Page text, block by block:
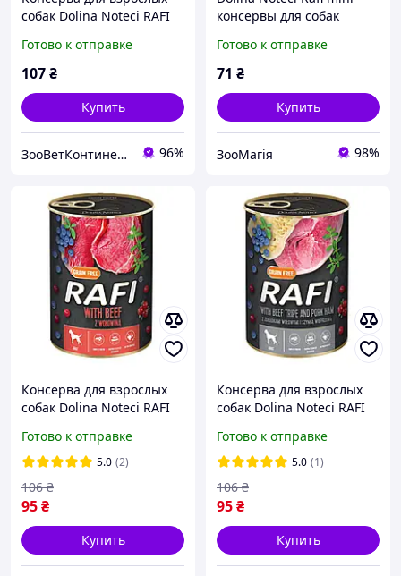
собак Dolina Noteci RAFI
клюква, 400 г Рафи
Готово к отправке
107₴
Купить
ЗооВетКонтинент 96%
консервы для собак
- 185г
Готово к отправке
71 ₴
Купить
ЗооМагія 98%
Консерва для взрослых
собак Dolina Noteci RAFI
голубика и журавлевая
400 г
Готово к отправке
5.0 (2)
95₴
106 ₴
Купить
Консерва для взрослых
собак Dolina Noteci RAFI
с ветчиной, голубика и
клюква 400 г
Готово к отправке
5.0 (1)
95₴
106 ₴
Купить